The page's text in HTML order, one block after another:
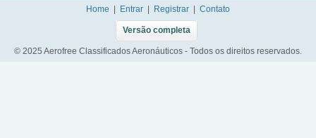
Home Entrar Registrar Contato
Versão completa
© 2025 Aerofree Classificados Aeronáuticos - Todos os direitos reservados.